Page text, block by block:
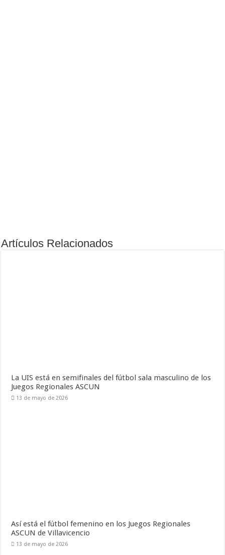
Artículos Relacionados
La UIS está en semifinales del fútbol sala masculino de los
Juegos Regionales ASCUN
13 de mayo de 2026
Así está el fútbol femenino en los Juegos Regionales
ASCUN de Villavicencio
13 de mayo de 2026